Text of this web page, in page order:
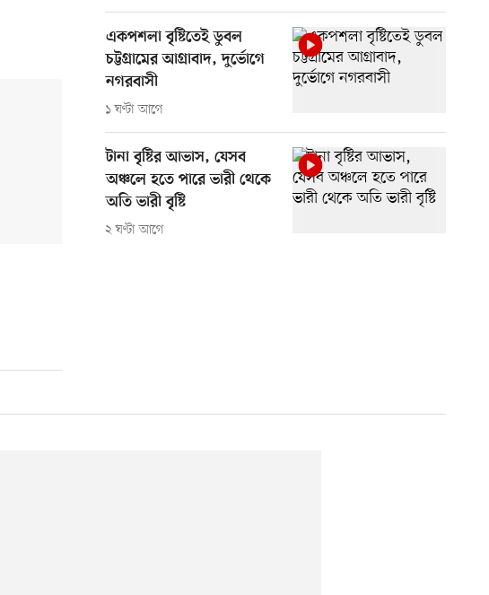
একপশলা বৃষ্টিতেই ডুবল
চট্টগ্রামের আগ্রাবাদ, দুর্ভোগে
নগরবাসী
১ ঘণ্টা আগে
টানা বৃষ্টির আভাস, যেসব
অঞ্চলে হতে পারে ভারী থেকে
অতি ভারী বৃষ্টি
২ ঘণ্টা আগে